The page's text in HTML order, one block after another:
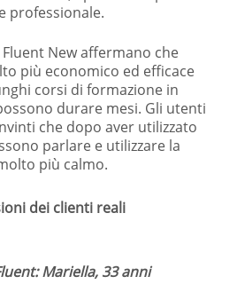
professionale.
New affermano che
più economico ed efficace
corsi di formazione in
durare mesi. Gli utenti
che dopo aver utilizzato
parlare e utilizzare la
più calmo.
dei clienti reali
Mariella, 33 anni